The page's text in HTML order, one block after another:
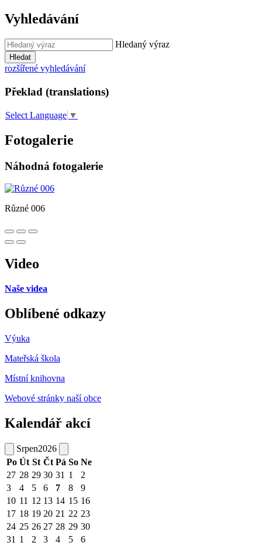
Vyhledávání
Hledaný výraz
Hledat
rozšířené vyhledávání
Překlad (translations)
Select Language ▼
Fotogalerie
Náhodná fotogalerie
Různé 006
Video
Naše videa
Oblíbené odkazy
Výuka
Mateřská škola
Místní knihovna
Webové stránky naší obce
Kalendář akcí
Srpen2026
Po Út St Čt Pá So Ne
27 28 29 30 31 1
2
3
4 5 6 7 8
9
10 11 12 13 14 15 16
17 18 19 20 21 22 23
24 25 26 27 28 29 30
31 1 2 3 4 5 6